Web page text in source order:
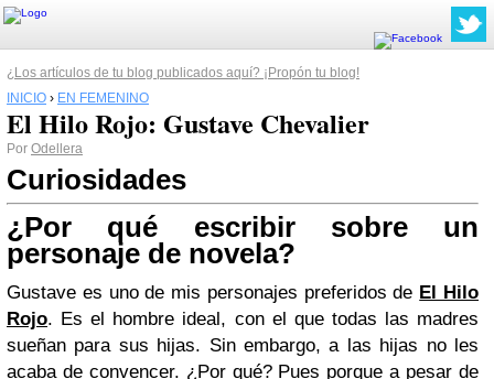
¿Los artículos de tu blog publicados aquí? ¡Propón tu blog!
INICIO › EN FEMENINO
El Hilo Rojo: Gustave Chevalier
Por Odellera
Curiosidades
¿Por qué escribir sobre un
personaje de novela?
Gustave es uno de mis personajes preferidos de El Hilo
Rojo. Es el hombre ideal, con el que todas las madres
sueñan para sus hijas. Sin embargo, a las hijas no les
acaba de convencer. ¿Por qué? Pues porque a pesar de